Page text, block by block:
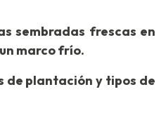
sembradas frescas en
marco frío.
de plantación y tipos de